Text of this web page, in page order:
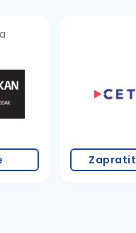
č, ć, š, đ, ž, dž)